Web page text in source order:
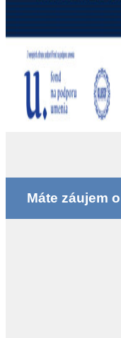
Máte záujem